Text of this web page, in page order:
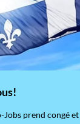
Jobs prend congé